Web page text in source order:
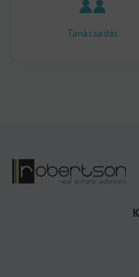
Tanácsadás